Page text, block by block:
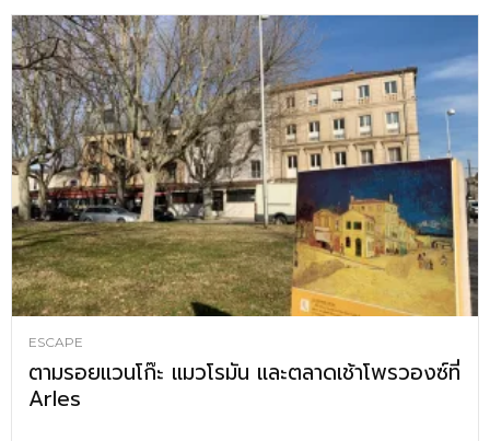
ESCAPE
ตามรอยแวนโก๊ะ แมวโรมัน และตลาดเช้าโพรวองซ์ที่
Arles